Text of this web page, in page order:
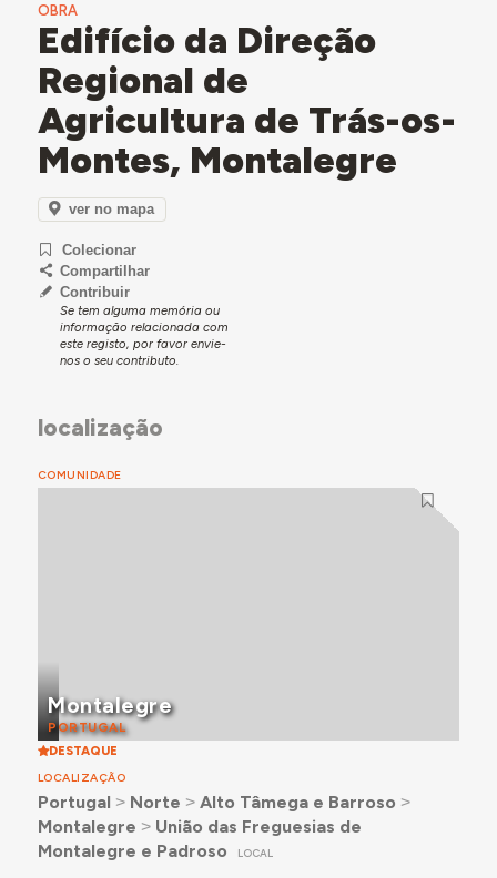
OBRA
Edifício da Direção
Regional de
Agricultura de Trás-os-
Montes, Montalegre
ver no mapa
Colecionar
Compartilhar
Contribuir
Se tem alguma memória ou
informação relacionada com
este registo, por favor envie-
nos o seu contributo.
localização
COMUNIDADE
Montalegre
PORTUGAL
DESTAQUE
LOCALIZAÇÃO
Portugal ˃ Norte ˃ Alto Tâmega e Barroso ˃
Montalegre ˃ União das Freguesias de
Montalegre e Padroso
LOCAL